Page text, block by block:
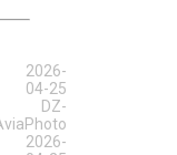
2026-
04-25
DZ-
2026-